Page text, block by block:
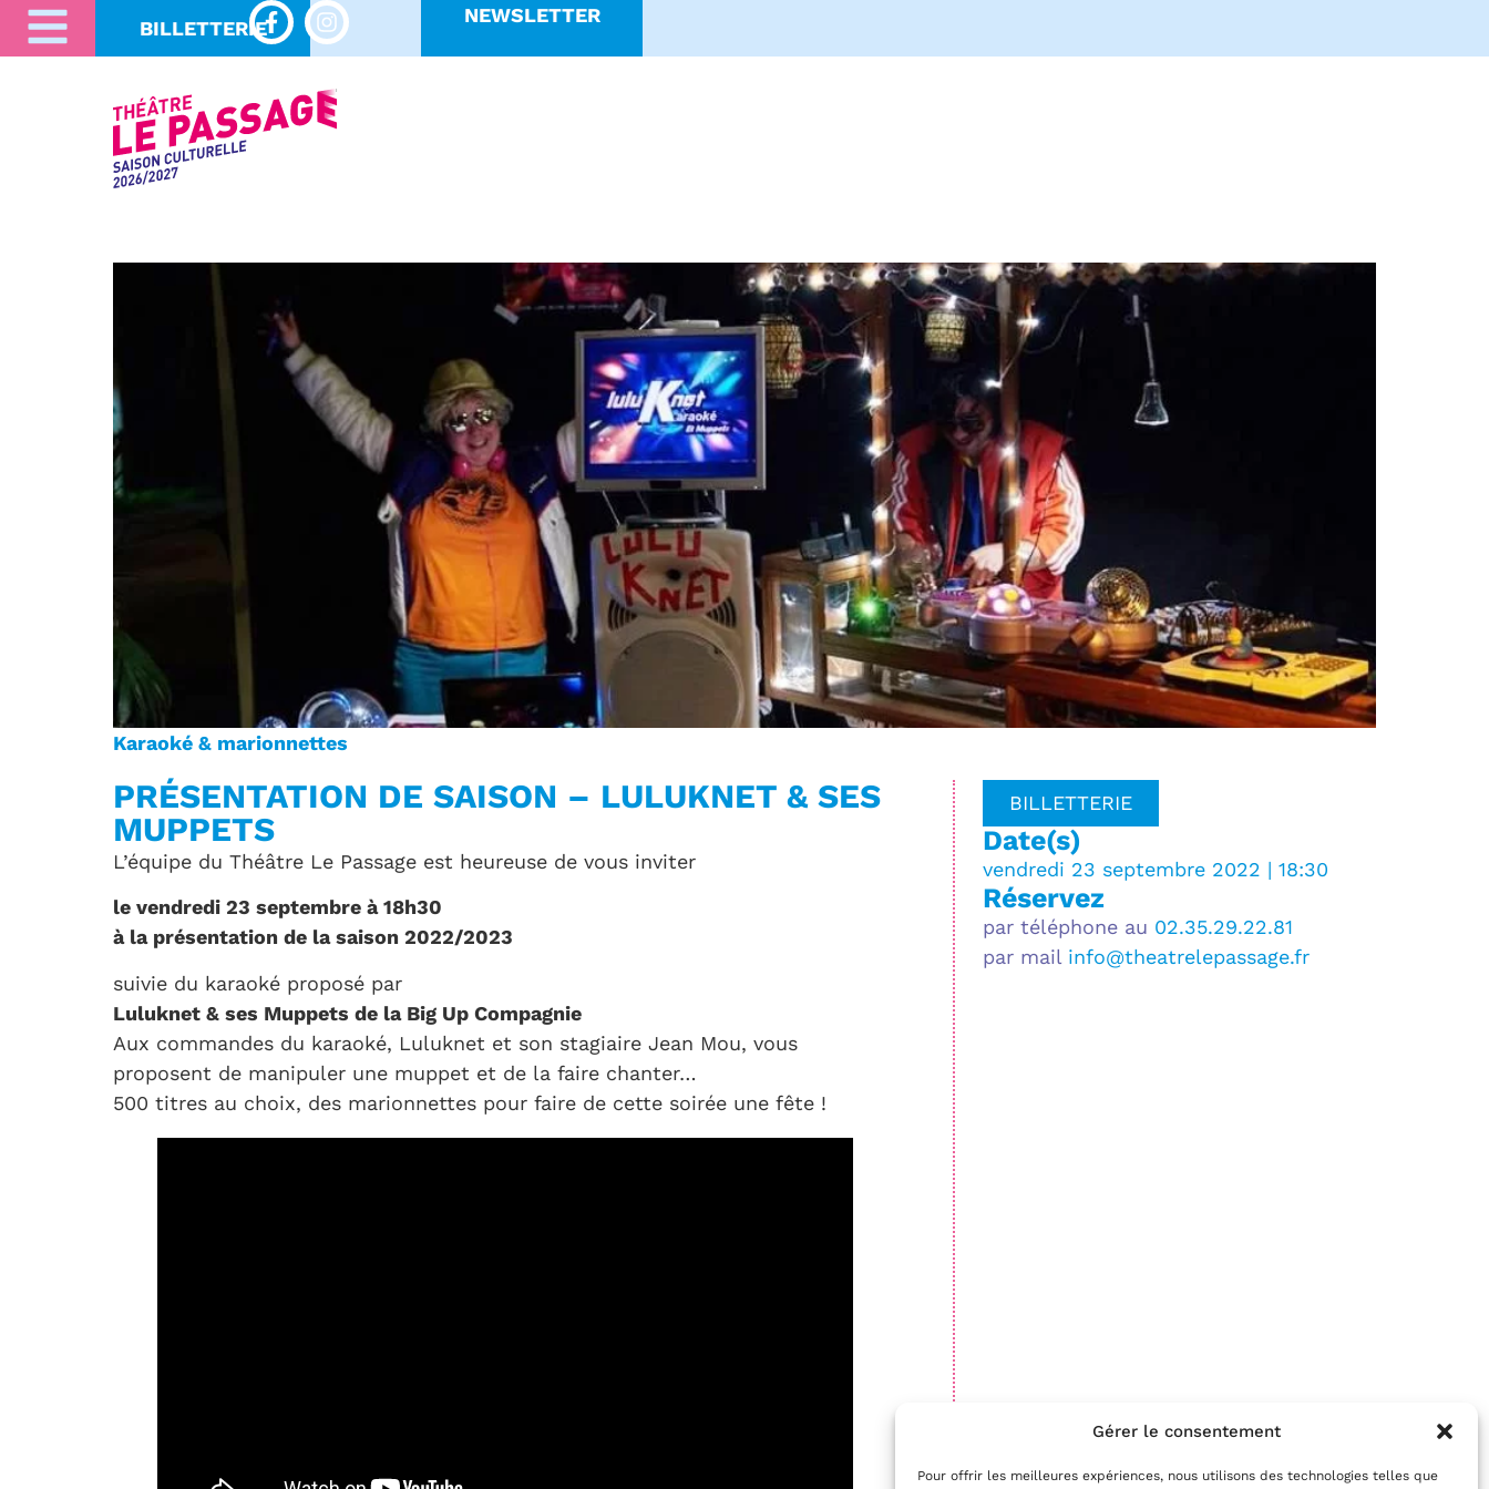
Gérer le consentement
Pour offrir les meilleures expériences, nous utilisons des technologies telles que
BILLETTERIE
NEWSLETTER
Karaoké & marionnettes
PRÉSENTATION DE SAISON – LULUKNET & SES
MUPPETS
L’équipe du Théâtre Le Passage est heureuse de vous inviter
le vendredi 23 septembre à 18h30
à la présentation de la saison 2022/2023
suivie du karaoké proposé par
Luluknet & ses Muppets de la Big Up Compagnie
Aux commandes du karaoké, Luluknet et son stagiaire Jean Mou, vous
proposent de manipuler une muppet et de la faire chanter…
500 titres au choix, des marionnettes pour faire de cette soirée une fête !
BILLETTERIE
Date(s)
vendredi 23 septembre 2022 | 18:30
Réservez
par téléphone au 02.35.29.22.81
par mail info@theatrelepassage.fr